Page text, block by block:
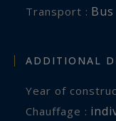
Transport : Bus
ADDITIONAL
Year of
Chauffage :